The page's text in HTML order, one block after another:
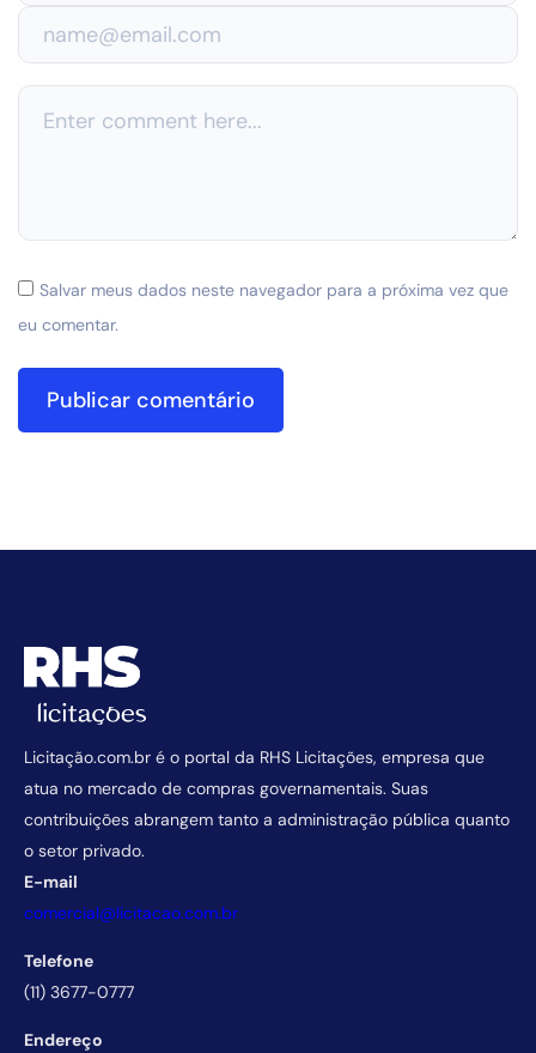
Salvar meus dados neste navegador para a próxima vez que
eu comentar.
Licitação.com.br é o portal da RHS Licitações, empresa que
atua no mercado de compras governamentais. Suas
contribuições abrangem tanto a administração pública quanto
o setor privado.
E-mail
comercial@licitacao.com.br
Telefone
(11) 3677-0777
Endereço